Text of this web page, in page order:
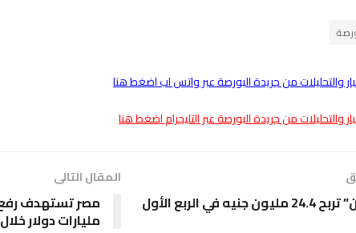
والتحليلات من جريدة البورصة عبر واتس اب اضغط هنا
والتحليلات من جريدة البورصة عبر التليجرام اضغط هنا
في الربع الأول
المقال التالى
مليارات دولار خلال 2026